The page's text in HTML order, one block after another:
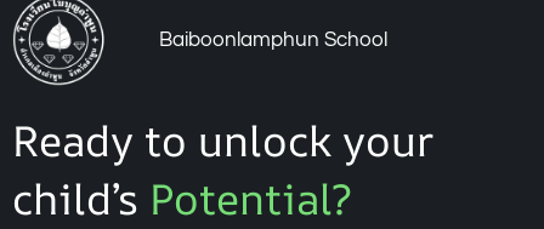
Baiboonlamphun School
Ready to unlock your
child’s Potential?